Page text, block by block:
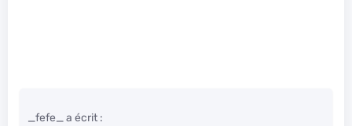
_fefe_ a écrit :